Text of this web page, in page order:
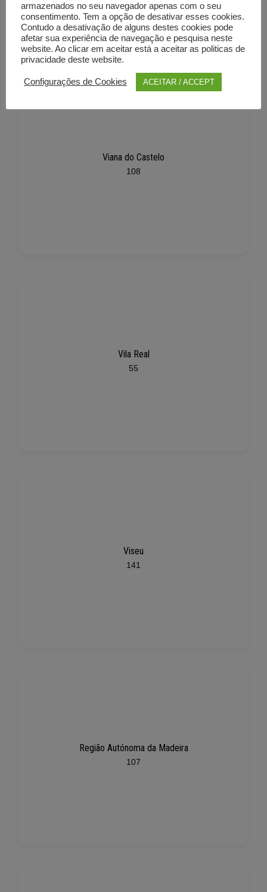
Viana do Castelo
108
Vila Real
55
Viseu
141
Região Autónoma da Madeira
107
armazenados no seu navegador apenas com o seu
consentimento. Tem a opção de desativar esses cookies.
Contudo a desativação de alguns destes cookies pode
afetar sua experiência de navegação e pesquisa neste
website. Ao clicar em aceitar está a aceitar as politicas de
privacidade deste website.
Configurações de Cookies ACEITAR / ACCEPT